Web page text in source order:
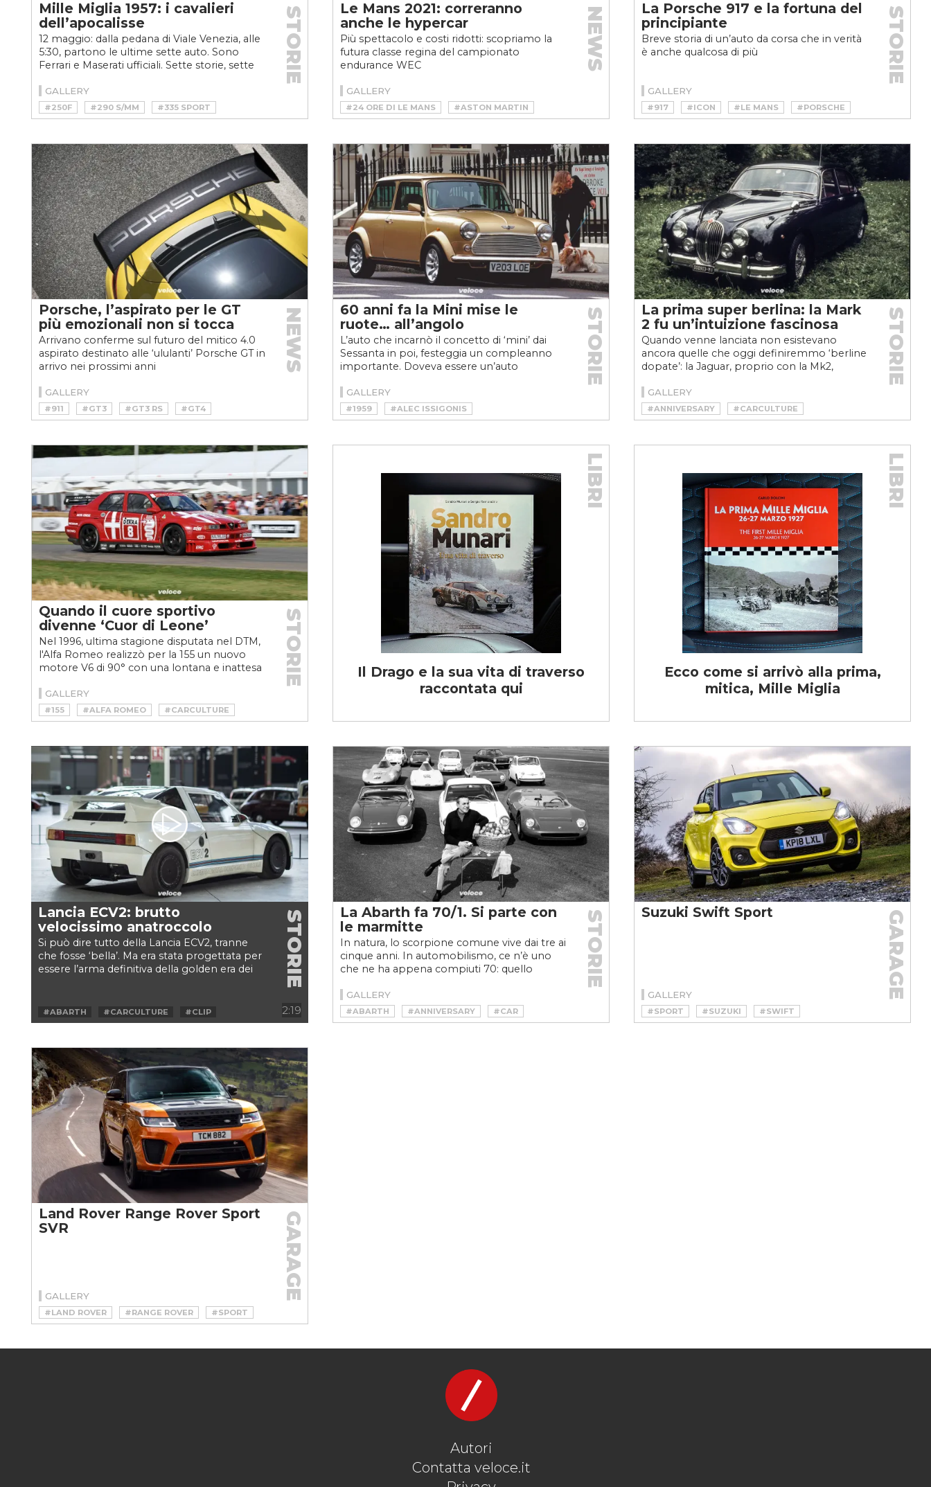
Mille Miglia 1957: i cavalieri
dell’apocalisse
12 maggio: dalla pedana di Viale Venezia, alle
5:30, partono le ultime sette auto. Sono
Ferrari e Maserati ufficiali. Sette storie, sette
STORIE
GALLERY
#250F #290 S/MM
#335 SPORT
#450 S
#450 SPORT
#BRESCIA
#FORMULA 1
#GREGORY
#LINDA CHRISTIAN
#MASERATI
#MERCEDES
#MILLE MIGLIA
#MUSSO
#PORSCHE
#SCARLATTI
#SEBRING
#SPORT
#STIRLING MOSS #TARUFFI
Le Mans 2021: correranno
anche le hypercar
Più spettacolo e costi ridotti: scopriamo la
futura classe regina del campionato
endurance WEC
NEWS
GALLERY
#24 ORE DI LE MANS
#ASTON MARTIN
#AUDI
#COSWORTH
#GAZOO RACING
#HYPERCAR
#LE MANS
#PORSCHE
#RACE
#SCG 007
#SCUDERIA GLICKENHAUS
#SPORT
#TOYOTA
#TS050
#VALKYRIE
#WEC
La Porsche 917 e la fortuna del
principiante
Breve storia di un’auto da corsa che in verità
è anche qualcosa di più
STORIE
GALLERY
#917 #ICON #LE MANS
#PORSCHE
#RACE
#SPORT #STORY
Porsche, l’aspirato per le GT
più emozionali non si tocca
Arrivano conferme sul futuro del mitico 4.0
aspirato destinato alle ‘ululanti’ Porsche GT in
arrivo nei prossimi anni
NEWS
GALLERY
#911 #GT3 #GT3 RS
#GT4
#ICON
#NEWS #PORSCHE #SPORT
60 anni fa la Mini mise le
ruote… all’angolo
L’auto che incarnò il concetto di ‘mini’ dai
Sessanta in poi, festeggia un compleanno
importante. Doveva essere un’auto
STORIE
GALLERY
#1959
#ALEC ISSIGONIS
#ANNIVERSARY
#CAR
#CARCULTURE
La prima super berlina: la Mark
2 fu un’intuizione fascinosa
Quando venne lanciata non esistevano
ancora quelle che oggi definiremmo ‘berline
dopate’: la Jaguar, proprio con la Mk2,
STORIE
GALLERY
#ANNIVERSARY
#CARCULTURE
#JAGUAR
#MARK 2
#MIKE HAWTHORN
Quando il cuore sportivo
divenne ‘Cuor di Leone’
Nel 1996, ultima stagione disputata nel DTM,
l'Alfa Romeo realizzò per la 155 un nuovo
motore V6 di 90° con una lontana e inattesa
STORIE
GALLERY
#155 #ALFA ROMEO
#CARCULTURE
#DTM
#MAN #PEUGEOT
#PRV
#V6
#V6 BUSSO #V8 #VINTAGE
Il Drago e la sua vita di traverso
raccontata qui
LIBRI
Ecco come si arrivò alla prima,
mitica, Mille Miglia
LIBRI
Lancia ECV2: brutto
velocissimo anatroccolo
Si può dire tutto della Lancia ECV2, tranne
che fosse ‘bella’. Ma era stata progettata per
essere l’arma definitiva della golden era dei
STORIE
#ABARTH #CARCULTURE
#CLIP
2:19
La Abarth fa 70/1. Si parte con
le marmitte
In natura, lo scorpione comune vive dai tre ai
cinque anni. In automobilismo, ce n’è uno
che ne ha appena compiuti 70: quello
STORIE
GALLERY
#ABARTH #ANNIVERSARY
#CAR
#CARCULTURE
#CARLO ABARTH
Suzuki Swift Sport GARAGE
GALLERY
#SPORT #SUZUKI #SWIFT
Land Rover Range Rover Sport
SVR
GARAGE
GALLERY
#LAND ROVER #RANGE ROVER
#SPORT
#SVR
Autori
Contatta veloce.it